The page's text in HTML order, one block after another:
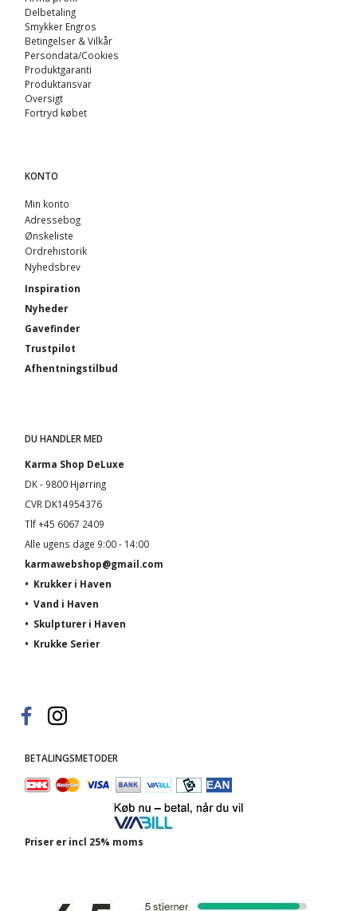
Delbetaling
Smykker Engros
Betingelser & Vilkår
Persondata/Cookies
Produktgaranti
Produktansvar
Oversigt
Fortryd købet
KONTO
Min konto
Adressebog
Ønskeliste
Ordrehistorik
Nyhedsbrev
Inspiration
Nyheder
Gavefinder
Trustpilot
Afhentningstilbud
DU HANDLER MED
Karma Shop DeLuxe
DK - 9800 Hjørring
CVR DK14954376
Tlf +45 6067 2409
Alle ugens dage 9:00 - 14:00
karmawebshop@gmail.com
• Krukker i Haven
• Vand i Haven
• Skulpturer i Haven
• Krukke Serier
BETALINGSMETODER
Priser er incl 25% moms